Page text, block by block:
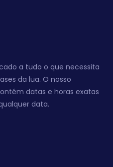
a tudo o que necessita
da lua. O nosso
datas e horas exatas
data.